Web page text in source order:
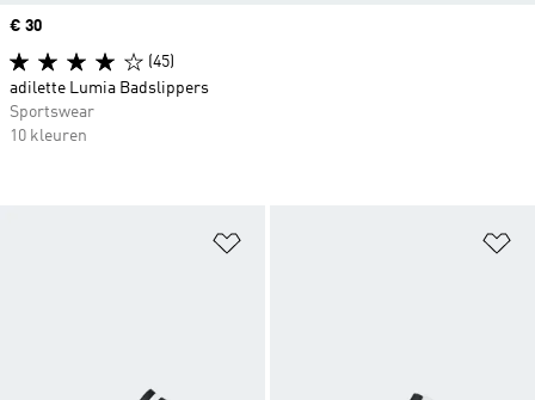
Price
€ 30
(45)
adilette Lumia Badslippers
Sportswear
10 kleuren